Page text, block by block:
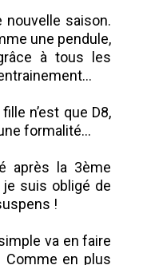
saison.
une pendule,
à tous les
n’est que D8,
formalité...
après la 3ème
suis obligé de
!
va en faire
Comme en plus